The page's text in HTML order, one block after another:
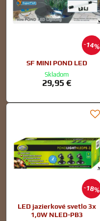
14%
SF MINI POND LED
Skladom
29,95 €
18%
LED jazierkové svetlo 3x
1,0W NLED-PB3